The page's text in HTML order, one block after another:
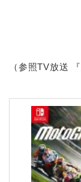
（参照TV放送 『